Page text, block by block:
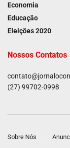
Economia
Educação
Eleições 2020
Nossos Contatos
(27) 99702-0998
Sobre Nós